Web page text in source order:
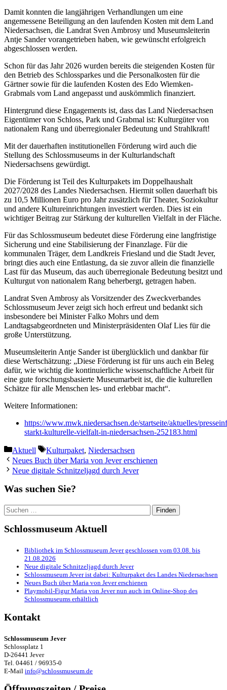
Damit konnten die langjährigen Verhandlungen um eine
angemessene Beteiligung an den laufenden Kosten mit dem Land
Niedersachsen, die Landrat Sven Ambrosy und Museumsleiterin
Antje Sander vorangetrieben haben, wie gewünscht erfolgreich
abgeschlossen werden.
Schon für das Jahr 2026 wurden bereits die steigenden Kosten für
den Betrieb des Schlossparkes und die Personalkosten für die
Gärtner sowie für die laufenden Kosten des Edo Wiemken-
Grabmals vom Land angepasst und auskömmlich finanziert.
Hintergrund diese Engagements ist, dass das Land Niedersachsen
Eigentümer von Schloss, Park und Grabmal ist: Kulturgüter von
nationalem Rang und überregionaler Bedeutung und Strahlkraft!
Mit der dauerhaften institutionellen Förderung wird auch die
Stellung des Schlossmuseums in der Kulturlandschaft
Niedersachsens gewürdigt.
Die Förderung ist Teil des Kulturpakets im Doppelhaushalt
2027/2028 des Landes Niedersachsen. Hiermit sollen dauerhaft bis
zu 10,5 Millionen Euro pro Jahr zusätzlich für Theater, Soziokultur
und andere Kultureinrichtungen investiert werden. Dies ist ein
wichtiger Beitrag zur Stärkung der kulturellen Vielfalt in der Fläche.
Für das Schlossmuseum bedeutet diese Förderung eine langfristige
Sicherung und eine Stabilisierung der Finanzlage. Für die
kommunalen Träger, dem Landkreis Friesland und die Stadt Jever,
bringt dies auch eine Entlastung, da sie zuvor allein die finanzielle
Last für das Museum, das auch überregionale Bedeutung besitzt und
Kulturgut von nationalem Rang beherbergt, getragen haben.
Landrat Sven Ambrosy als Vorsitzender des Zweckverbandes
Schlossmuseum Jever zeigt sich hoch erfreut und bedankt sich
insbesondere bei Minister Falko Mohrs und dem
Landtagsabgeordneten und Ministerpräsidenten Olaf Lies für die
große Unterstützung.
Museumsleiterin Antje Sander ist überglücklich und dankbar für
diese Wertschätzung: „Diese Förderung ist für uns auch ein Beleg
dafür, wie wichtig die kontinuierliche wissenschaftliche Arbeit für
eine gute forschungsbasierte Museumarbeit ist, die die kulturellen
Schätze für alle Menschen les- und erlebbar macht“.
Weitere Informationen:
https://www.mwk.niedersachsen.de/startseite/aktuelles/
starkt-kulturelle-vielfalt-in-niedersachsen-252183.html
Kategorien
Aktuell Schlagwörter
Kulturpaket, Niedersachsen
Neues Buch über Maria von Jever erschienen
Neue digitale Schnitzeljagd durch Jever
Was suchen Sie?
Suchen
nach:
Schlossmuseum Aktuell
Bibliothek im Schlossmuseum Jever geschlossen vom 03.08. bis
21.08.2026
Neue digitale Schnitzeljagd durch Jever
Schlossmuseum Jever ist dabei: Kulturpaket des Landes Niedersachsen
Neues Buch über Maria von Jever erschienen
Playmobil-Figur Maria von Jever nun auch im Online-Shop des
Schlossmuseums erhältlich
Kontakt
Schlossmuseum Jever
Schlossplatz 1
D-26441 Jever
Tel. 04461 / 96935-0
E-Mail info@schlossmuseum.de